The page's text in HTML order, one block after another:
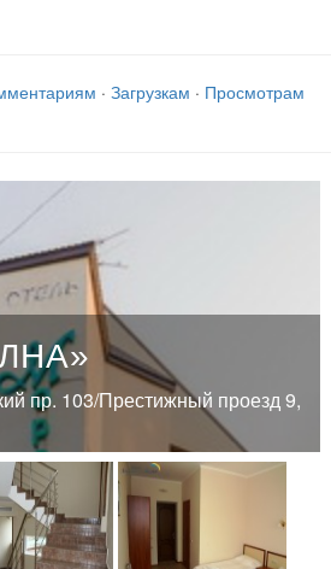
· Загрузкам · Просмотрам
пр. 103/Престижный проезд 9,